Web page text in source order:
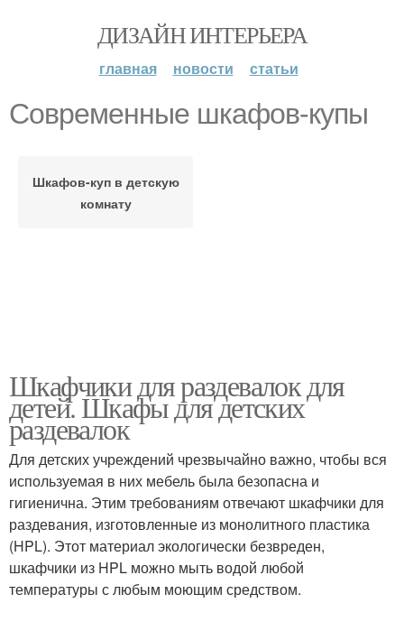
ДИЗАЙН ИНТЕРЬЕРА
главная новости статьи
Современные шкафов-купы
Шкафов-куп в детскую
комнату
Шкафчики для раздевалок для
детей. Шкафы для детских
раздевалок
Для детских учреждений чрезвычайно важно, чтобы вся
используемая в них мебель была безопасна и
гигиенична. Этим требованиям отвечают шкафчики для
раздевания, изготовленные из монолитного пластика
(HPL). Этот материал экологически безвреден,
шкафчики из HPL можно мыть водой любой
температуры с любым моющим средством.